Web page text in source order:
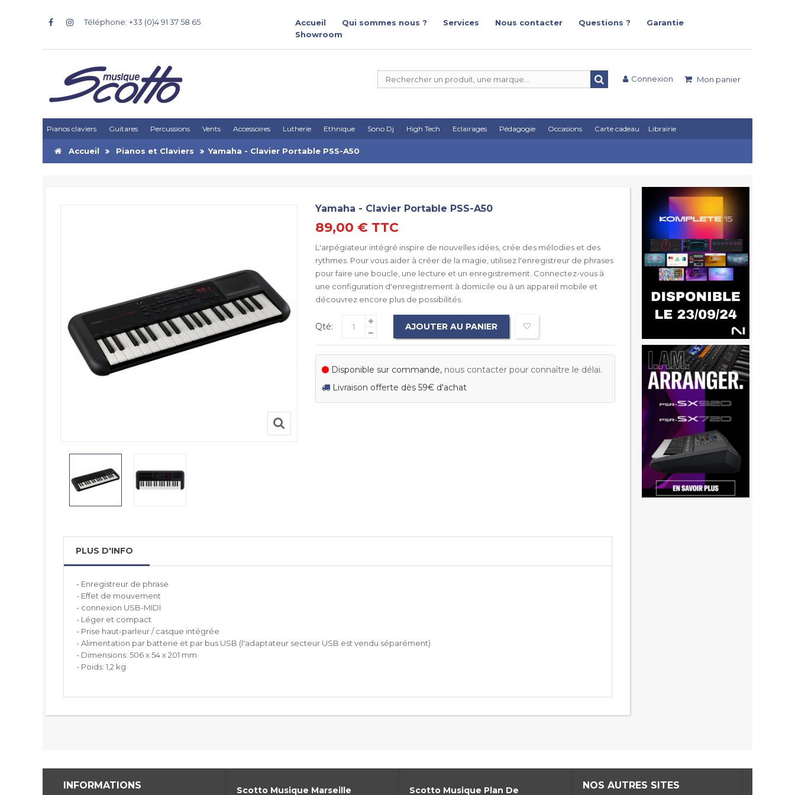
Téléphone: +33 (0)4 91 37 58 65 Accueil Qui sommes nous ? Services Nous contacter Questions ?
Garantie
Showroom
Mon panier
Connexion
Pianos claviers Guitares Percussions Vents Accessoires Lutherie Ethnique Sono Dj High Tech Eclairages Pédagogie Occasions Carte cadeau Librairie
Accueil Pianos et Claviers Yamaha - Clavier Portable PSS-A50
Yamaha - Clavier Portable PSS-A50
89,00 € TTC
L'arpégiateur intégré inspire de nouvelles idées, crée des mélodies et des
rythmes. Pour vous aider à créer de la magie, utilisez l'enregistreur de phrases
pour faire une boucle, une lecture et un enregistrement. Connectez-vous à
une configuration d'enregistrement à domicile ou à un appareil mobile et
découvrez encore plus de possibilités.
Qté: AJOUTER AU PANIER
Disponible sur commande, nous contacter pour connaître le délai.
Livraison offerte dès 59€ d'achat
PLUS D'INFO
- Enregistreur de phrase
- Effet de mouvement
- connexion USB-MIDI
- Léger et compact
- Prise haut-parleur / casque intégrée
- Alimentation par batterie et par bus USB (l'adaptateur secteur USB est vendu séparément)
- Dimensions: 506 x 54 x 201 mm
- Poids: 1,2 kg
INFORMATIONS Scotto Musique Marseille
Scotto Musique Plan De
NOS AUTRES SITES